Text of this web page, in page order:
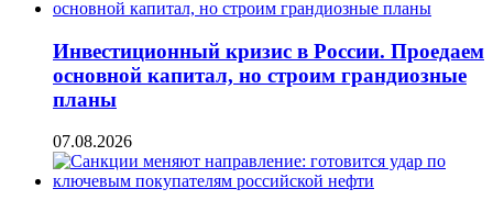
Инвестиционный кризис в России. Проедаем
основной капитал, но строим грандиозные
планы
07.08.2026